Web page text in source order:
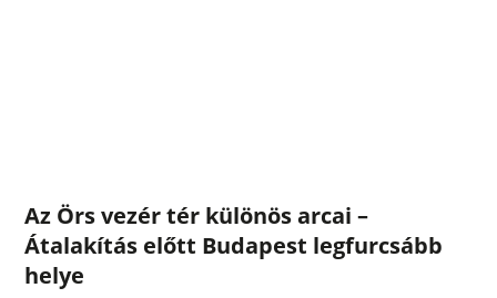
Az Örs vezér tér különös arcai –
Átalakítás előtt Budapest legfurcsább
helye